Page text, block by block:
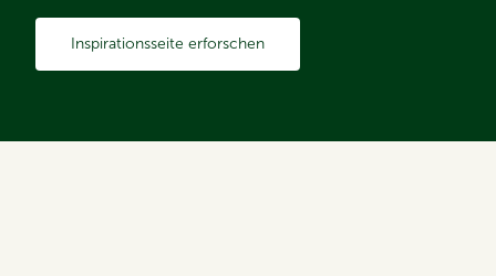
Inspirationsseite erforschen